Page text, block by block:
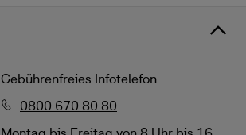
Gebührenfreies Infotelefon
0800 670 80 80